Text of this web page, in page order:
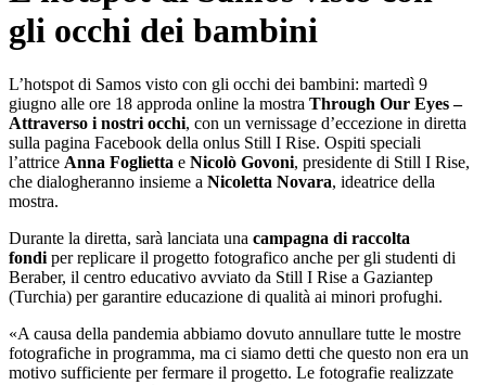
gli occhi dei bambini
L’hotspot di Samos visto con gli occhi dei bambini: martedì 9
giugno alle ore 18 approda online la mostra Through Our Eyes –
Attraverso i nostri occhi, con un vernissage d’eccezione in diretta
sulla pagina Facebook della onlus Still I Rise. Ospiti speciali
l’attrice Anna Foglietta e Nicolò Govoni, presidente di Still I Rise,
che dialogheranno insieme a Nicoletta Novara, ideatrice della
mostra.
Durante la diretta, sarà lanciata una campagna di raccolta
fondi per replicare il progetto fotografico anche per gli studenti di
Beraber, il centro educativo avviato da Still I Rise a Gaziantep
(Turchia) per garantire educazione di qualità ai minori profughi.
«A causa della pandemia abbiamo dovuto annullare tutte le mostre
fotografiche in programma, ma ci siamo detti che questo non era un
motivo sufficiente per fermare il progetto. Le fotografie realizzate